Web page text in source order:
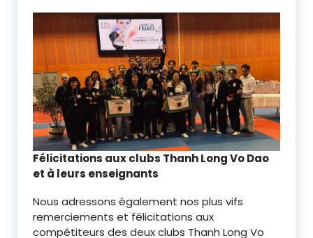
Félicitations aux clubs Thanh Long Vo Dao
et à leurs enseignants
Nous adressons également nos plus vifs
remerciements et félicitations aux
compétiteurs des deux clubs Thanh Long Vo